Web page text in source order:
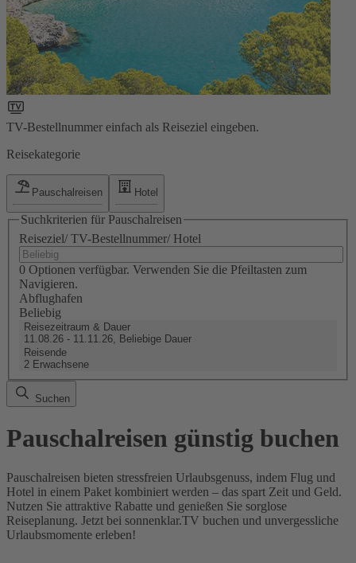
TV-Bestellnummer einfach als Reiseziel eingeben.
Reisekategorie
Pauschalreisen Hotel
Suchkriterien für Pauschalreisen
Reiseziel/ TV-Bestellnummer/ Hotel
0 Optionen verfügbar. Verwenden Sie die Pfeiltasten zum
Navigieren.
Abflughafen
Beliebig
Reisezeitraum & Dauer
11.08.26 - 11.11.26, Beliebige Dauer
Reisende
2 Erwachsene
Suchen
Pauschalreisen günstig buchen
Pauschalreisen bieten stressfreien Urlaubsgenuss, indem Flug und
Hotel in einem Paket kombiniert werden – das spart Zeit und Geld.
Nutzen Sie attraktive Rabatte und genießen Sie sorglose
Reiseplanung. Jetzt bei sonnenklar.TV buchen und unvergessliche
Urlaubsmomente erleben!